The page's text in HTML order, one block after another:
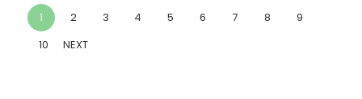
1(current)
2 3 4 5 6 7 8
9
10
NEXT